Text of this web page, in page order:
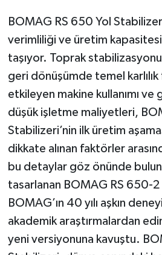
BOMAG RS 650 Yol
verimliliği ve üretim
taşıyor. Toprak
geri dönüşümde temel
etkileyen makine kullanımı ve
düşük işletme maliyetleri,
Stabilizeri’nin ilk üretim
dikkate alınan faktörler
bu detaylar göz önünde
tasarlanan BOMAG RS 650-
BOMAG’ın 40 yılı aşkın
akademik araştırmalardan
yeni versiyonuna kavuştu.